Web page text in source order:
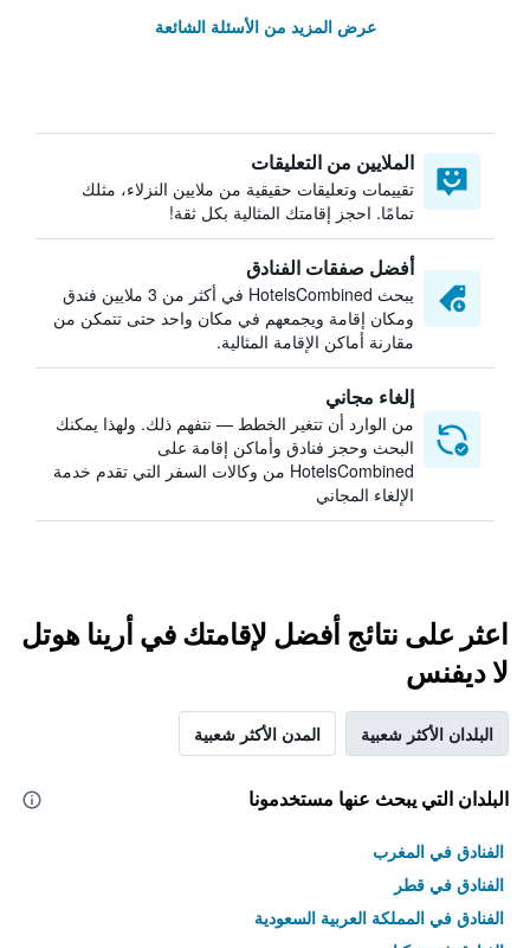
عرض المزيد من الأسئلة الشائعة
الملايين من التعليقات
تقييمات وتعليقات حقيقية من ملايين النزلاء، مثلك
تمامًا. احجز إقامتك المثالية بكل ثقة!
أفضل صفقات الفنادق
يبحث HotelsCombined في أكثر من 3 ملايين فندق
ومكان إقامة ويجمعهم في مكان واحد حتى تتمكن من
مقارنة أماكن الإقامة المثالية.
إلغاء مجاني
من الوارد أن تتغير الخطط — نتفهم ذلك. ولهذا يمكنك
البحث وحجز فنادق وأماكن إقامة على
HotelsCombined من وكالات السفر التي تقدم خدمة
الإلغاء المجاني
اعثر على نتائج أفضل لإقامتك في أرينا هوتل
لا ديفنس
البلدان الأكثر شعبية المدن الأكثر شعبية
البلدان التي يبحث عنها مستخدمونا
الفنادق في المغرب
الفنادق في قطر
الفنادق في المملكة العربية السعودية